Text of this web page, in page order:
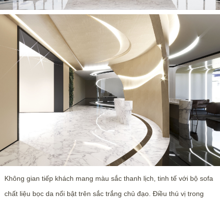
Không gian tiếp khách mang màu sắc thanh lịch, tinh tế với bộ sofa
chất liệu bọc da nổi bật trên sắc trắng chủ đạo. Điều thú vị trong